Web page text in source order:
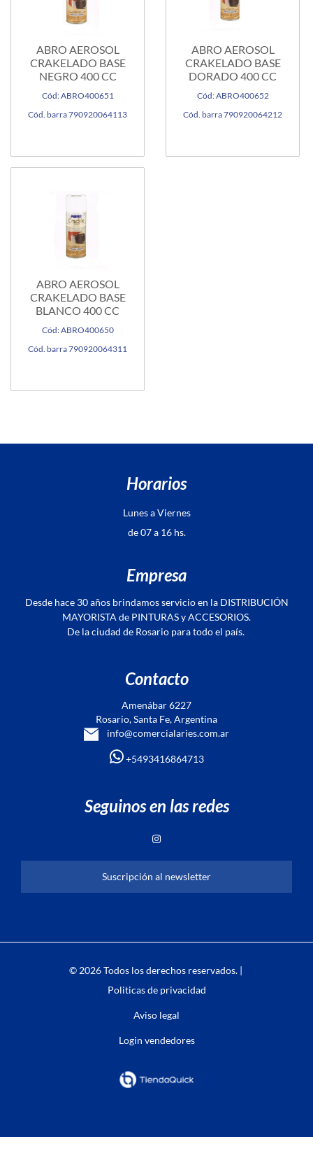
ABRO AEROSOL
CRAKELADO BASE
NEGRO 400 CC
Cód: ABRO400651
Cód. barra 790920064113
ABRO AEROSOL
CRAKELADO BASE
DORADO 400 CC
Cód: ABRO400652
Cód. barra 790920064212
ABRO AEROSOL
CRAKELADO BASE
BLANCO 400 CC
Cód: ABRO400650
Cód. barra 790920064311
Horarios
Lunes a Viernes
de 07 a 16 hs.
Empresa
Desde hace 30 años brindamos servicio en la DISTRIBUCIÓN
MAYORISTA de PINTURAS y ACCESORIOS.
De la ciudad de Rosario para todo el país.
Contacto
Amenábar 6227
Rosario, Santa Fe, Argentina
info@comercialaries.com.ar
+5493416864713
Seguinos en las redes
Suscripción al newsletter
© 2026 Todos los derechos reservados. |
Politicas de privacidad
Aviso legal
Login vendedores